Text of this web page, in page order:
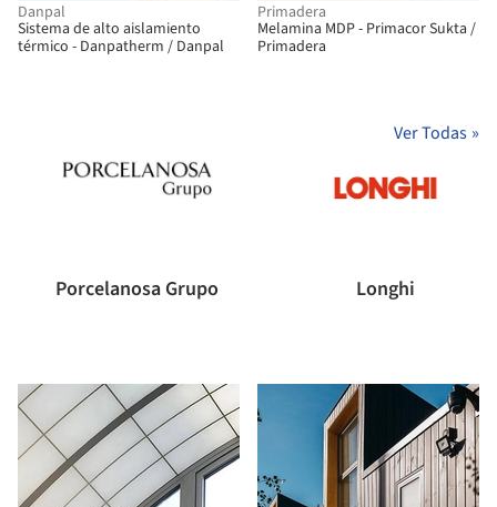
Danpal
Sistema de alto aislamiento
térmico - Danpatherm / Danpal
Ver Todas »
Porcelanosa Grupo Longhi
Primadera
Melamina MDP - Primacor Sukta /
Primadera
BIM